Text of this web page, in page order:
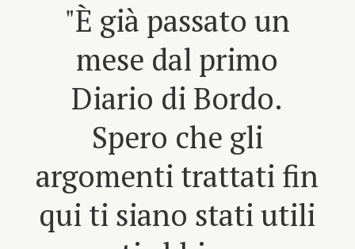
"È già passato un
mese dal primo
Diario di Bordo.
Spero che gli
argomenti trattati fin
qui ti siano stati utili